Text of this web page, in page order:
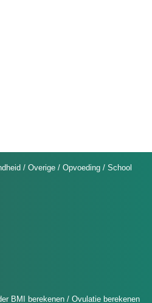
/ Overige / Opvoeding / School
BMI berekenen / Ovulatie berekenen